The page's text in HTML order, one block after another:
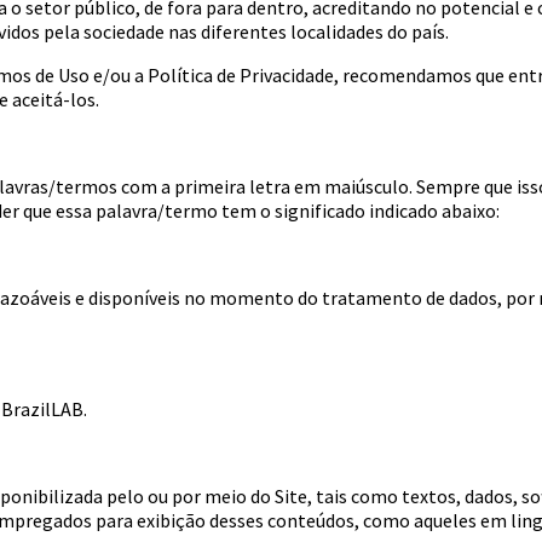
setor público, de fora para dentro, acreditando no potencial
pela sociedade nas diferentes localidades do país.
de Uso e/ou a Política de Privacidade, recomendamos que
aceitá-los.
termos com a primeira letra em maiúsculo. Sempre que
que essa palavra/termo tem o significado indicado abaixo:
e disponíveis no momento do tratamento de dados, por
pelo ou por meio do Site, tais como textos, dados,
para exibição desses conteúdos, como aqueles em